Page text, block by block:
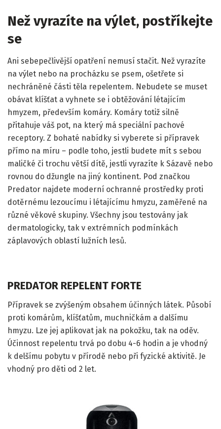
Než vyrazíte na výlet, postříkejte
se
Ani sebepečlivější opatření nemusí stačit. Než vyrazíte
na výlet nebo na procházku se psem, ošetřete si
nechráněné části těla repelentem. Nebudete se muset
obávat klíšťat a vyhnete se i obtěžování létajícím
hmyzem, především komáry. Komáry totiž silně
přitahuje váš pot, na který má speciální pachové
receptory. Z bohaté nabídky si vyberete si přípravek
přímo na míru – podle toho, jestli budete mít s sebou
maličké či trochu větší dítě, jestli vyrazíte k Sázavě nebo
rovnou do džungle na jiný kontinent. Pod značkou
Predator najdete moderní ochranné prostředky proti
dotěrnému lezoucímu i létajícímu hmyzu, zaměřené na
různé věkové skupiny. Všechny jsou testovány jak
dermatologicky, tak v extrémních podmínkách
záplavových oblastí lužních lesů.
PREDATOR REPELENT FORTE
Přípravek se zvýšeným obsahem účinných látek. Působí
proti komárům, klíšťatům, muchničkám a dalšímu
hmyzu. Lze jej aplikovat jak na pokožku, tak na oděv.
Účinnost repelentu trvá po dobu 4-6 hodin a je vhodný
k delšímu pobytu v přírodě nebo při fyzické aktivitě. Je
vhodný pro děti od 2 let.